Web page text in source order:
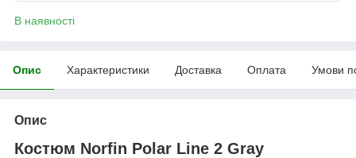
В наявності
Опис Характеристики Доставка Оплата Умови
Опис
Костюм Norfin Polar Line 2 Gray